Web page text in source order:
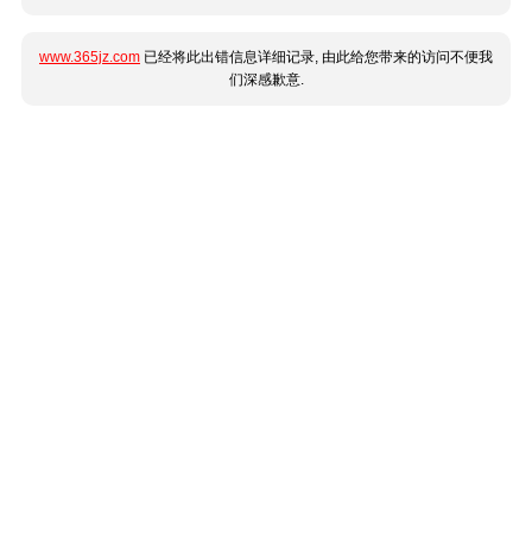
www.365jz.com 已经将此出错信息详细记录, 由此给您带来的访问不便我
们深感歉意.